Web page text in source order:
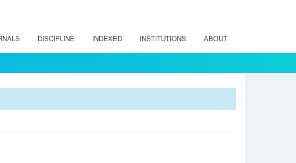
DISCIPLINE INDEXED INSTITUTIONS ABOUT